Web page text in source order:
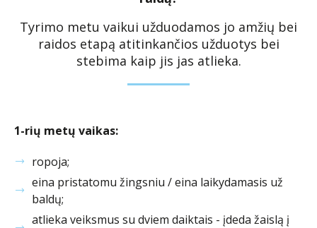
Tyrimo metu vaikui užduodamos jo amžių bei
raidos etapą atitinkančios užduotys bei
stebima kaip jis jas atlieka.
1-rių metų vaikas:
ropoja;
eina pristatomu žingsniu / eina laikydamasis už
baldų;
atlieka veiksmus su dviem daiktais - įdeda žaislą į